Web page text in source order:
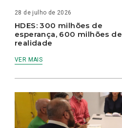
28 de julho de 2026
HDES: 300 milhões de
esperança, 600 milhões de
realidade
VER MAIS